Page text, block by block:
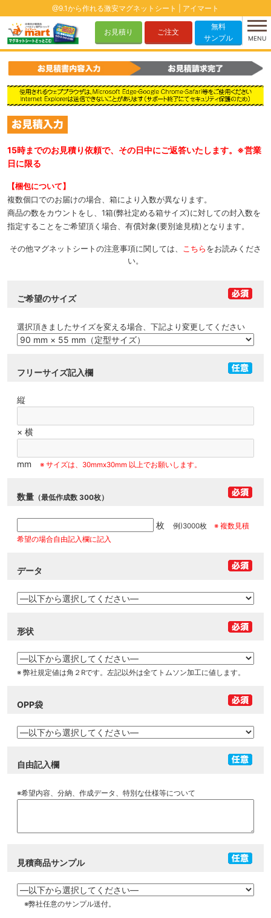
@9.1から作れる激安マグネットシート | アイマート
お見積り ご注文
無料
サンプル
MENU
15時までのお見積り依頼で、その日中にご返答いたします。※営業
日に限る
【梱包について】
複数個口でのお届けの場合、箱により入数が異なります。
商品の数をカウントをし、1箱(弊社定める箱サイズ)に対しての封入数を
指定することをご希望頂く場合、有償対象(要別途見積)となります。
その他マグネットシートの注意事項に関しては、 こちらをお読みくださ
い。
ご希望のサイズ
選択頂きましたサイズを変える場合、下記より変更してください
フリーサイズ記入欄
縦
× 横
mm ※ サイズは、30mmx30mm 以上でお願いします。
数量 （最低作成数 300枚）
枚 例)3000枚 ※ 複数見積
希望の場合自由記入欄に記入
データ
形状
※ 弊社規定値は角２Rです。左記以外は全てトムソン加工に値します。
OPP袋
自由記入欄
※希望内容、分納、作成データ、特別な仕様等について
見積商品サンプル
※弊社任意のサンプル送付。